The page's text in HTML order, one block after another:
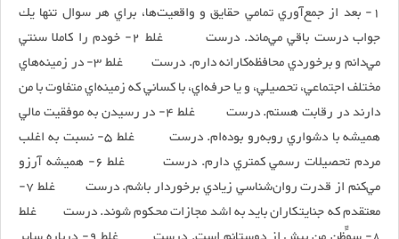
1- بعد از جمع‌آوري تمامي حقايق و واقعيت‌ها، براي هر سوال تنها يك
جواب درست باقي مي‌ماند. درست غلط 2- خودم را كاملا سنتي
مي‌دانم و برخوردي محافظه‌كارانه دارم. درست غلط 3- در زمينه‌هاي
مختلف اجتماعي، تحصيلي، و يا حرفه‌اي، با كساني كه زمينه‌اي متفاوت با من
دارند در رقابت هستم. درست غلط 4- در رسيدن به موفقيت مالي
هميشه با دشواري روبه‌رو بوده‌ام. درست غلط 5- نسبت به اغلب
مردم تحصيلات رسمي كمتري دارم. درست غلط 6- هميشه آرزو
مي‌كنم از قدرت روان‌شناسي زيادي برخوردار باشم. درست غلط 7-
معتقدم كه جنايتكاران بايد به اشد مجازات محكوم شوند. درست غلط